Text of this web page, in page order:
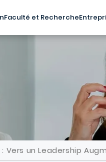
Faculté et Recherche
Vers un Leadership